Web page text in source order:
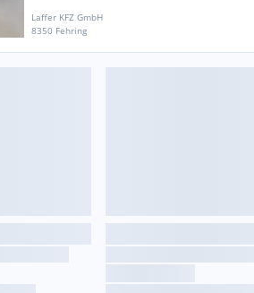
Laffer KFZ GmbH
8350 Fehring